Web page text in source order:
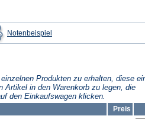
Notenbeispiel in
einem
Produkten zu erhalten, diese
Artikel in den Warenkorb zu legen, die
den Einkaufswagen klicken.
Preis